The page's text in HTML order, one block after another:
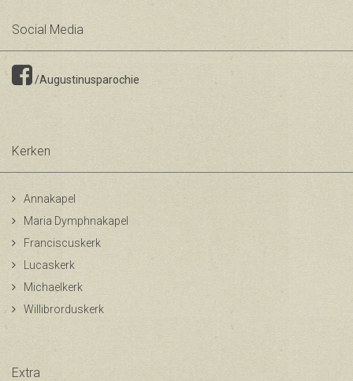
Social Media
/Augustinusparochie
Kerken
Annakapel
Maria Dymphnakapel
Franciscuskerk
Lucaskerk
Michaelkerk
Willibrorduskerk
Extra